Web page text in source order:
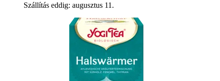
Szállítás eddig: augusztus 11.